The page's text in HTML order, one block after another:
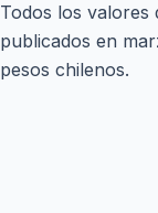
Todos los valores
publicados en
pesos chilenos.